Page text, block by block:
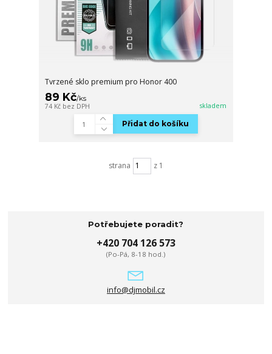
Tvrzené sklo premium pro Honor 400
89 Kč/ks
74 Kč bez DPH skladem
Přidat do košíku
strana z 1
Potřebujete poradit?
+420 704 126 573
(Po-Pá, 8-18 hod.)
info@djmobil.cz